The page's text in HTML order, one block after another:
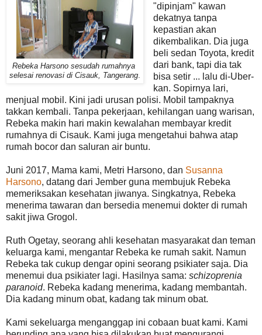
Rebeka Harsono sesudah rumahnya
selesai renovasi di Cisauk, Tangerang
"dipinjam" kawan
dekatnya tanpa
kepastian akan
dikembalikan. Dia juga
beli sedan Toyota, kredit
dari bank, tapi dia tak
bisa setir ... lalu di-Uber-
kan. Sopirnya lari,
menjual mobil. Kini jadi urusan polisi. Mobil tampaknya
takkan kembali. Tanpa pekerjaan, kehilangan uang warisan,
Rebeka makin hari makin kewalahan membayar kredit
rumahnya di Cisauk. Kami juga mengetahui bahwa atap
rumah bocor dan saluran air buntu.
Juni 2017, Mama kami, Metri Harsono, dan Susanna
Harsono, datang dari Jember guna membujuk Rebeka
memeriksakan kesehatan jiwanya. Singkatnya, Rebeka
menerima tawaran dan bersedia menemui dokter di rumah
sakit jiwa Grogol.
Ruth Ogetay, seorang ahli kesehatan masyarakat dan teman
keluarga kami, mengantar Rebeka ke rumah sakit. Namun
Rebeka tak cukup dengar opini seorang psikiater saja. Dia
menemui dua psikiater lagi. Hasilnya sama: schizoprenia
paranoid. Rebeka kadang menerima, kadang membantah.
Dia kadang minum obat, kadang tak minum obat.
Kami sekeluarga menganggap ini cobaan buat kami. Kami